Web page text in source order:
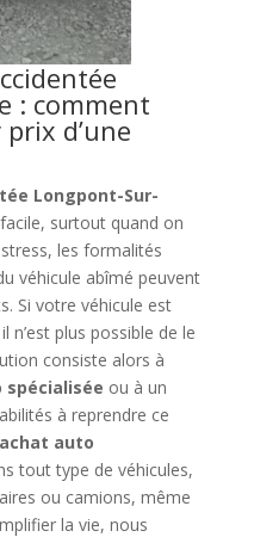
: comment
d’une
Longpont-Sur-
surtout quand on
les formalités
véhicule abîmé peuvent
Si votre véhicule est
n’est plus possible de le
consiste alors à
spécialisée ou à un
à reprendre ce
auto
tout type de véhicules,
ou camions, même
la vie, nous